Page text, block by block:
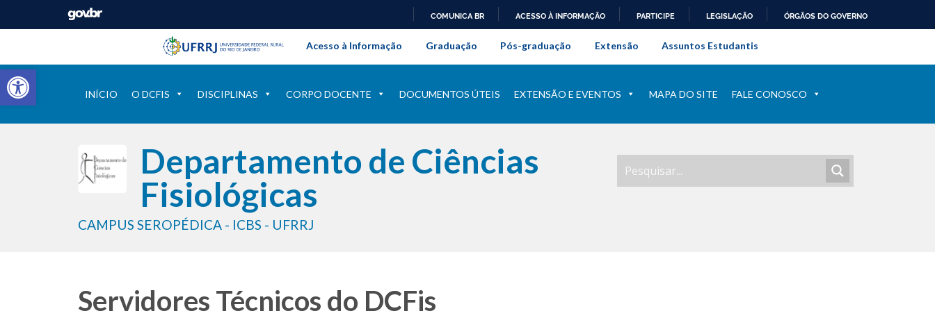
Barra de Ferramentas Aberta
PARA
O
COMUNICA BR ACESSO À INFORMAÇÃO PARTICIPE LEGISLAÇÃO ÓRGÃOS DO GOVERNO
Pular barra institucional
Barra institucional da Universidade Federal Rural do Rio de Janeiro
Acesso à Informação Graduação Pós-graduação Extensão Assuntos Estudantis
INÍCIO O DCFIS DISCIPLINAS CORPO DOCENTE DOCUMENTOS ÚTEIS EXTENSÃO E EVENTOS MAPA DO SITE FALE CONOSCO
Departamento de Ciências
Fisiológicas
CAMPUS SEROPÉDICA - ICBS - UFRRJ
Servidores Técnicos do DCFis